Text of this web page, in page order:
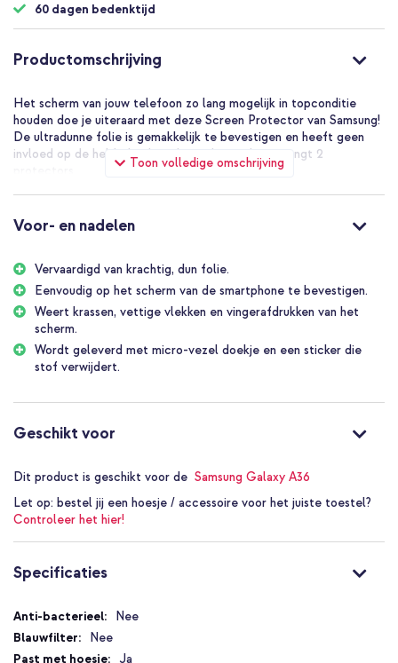
60 dagen bedenktijd
Productomschrijving
Toon volledige omschrijving
Het scherm van jouw telefoon zo lang mogelijk in topconditie
houden doe je uiteraard met deze Screen Protector van Samsung!
De ultradunne folie is gemakkelijk te bevestigen en heeft geen
invloed op de helderheid van het scherm. Je ontvangt 2
Voor- en nadelen
Vervaardigd van krachtig, dun folie.
Eenvoudig op het scherm van de smartphone te bevestigen.
Weert krassen, vettige vlekken en vingerafdrukken van het
scherm.
Wordt geleverd met micro-vezel doekje en een sticker die
stof verwijdert.
Geschikt voor
Dit product is geschikt voor de Samsung Galaxy A36
Let op: bestel jij een hoesje / accessoire voor het juiste toestel?
Controleer het hier!
Specificaties
Specificaties
Nee
Nee
Ja